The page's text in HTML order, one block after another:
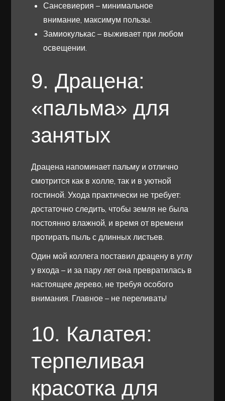
Сансевиерия – минимальное
внимание, максимум пользы.
Замиокулькас – выживает при любом
освещении.
9. Драцена:
«пальма» для
занятых
Драцена напоминает пальму и отлично
смотрится как в холле, так и в уютной
гостиной. Ухода практически не требует:
достаточно следить, чтобы земля не была
постоянно влажной, и время от времени
протирать пыль с длинных листьев.
Один мой коллега поставил драцену в углу
у входа – и за пару лет она превратилась в
настоящее дерево, не требуя особого
внимания. Главное – не переливать!
10. Калатея:
терпеливая
красотка для